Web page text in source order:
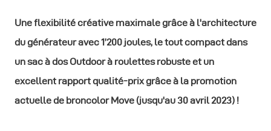
Une flexibilité créative maximale grâce à l'architecture
du générateur avec 1’200 joules, le tout compact dans
un sac à dos Outdoor à roulettes robuste et un
excellent rapport qualité-prix grâce à la promotion
actuelle de broncolor Move (jusqu'au 30 avril 2023) !